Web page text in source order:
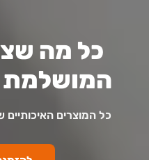
כל מה
המושלמת
כל המוצרים האיכותיים